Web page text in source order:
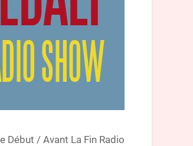
/ Avant La Fin Radio